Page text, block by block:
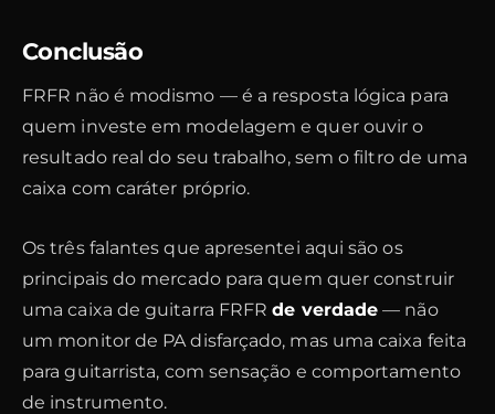
Conclusão
FRFR não é modismo — é a resposta lógica para
quem investe em modelagem e quer ouvir o
resultado real do seu trabalho, sem o filtro de uma
caixa com caráter próprio.
Os três falantes que apresentei aqui são os
principais do mercado para quem quer construir
uma caixa de guitarra FRFRde verdade — não
um monitor de PA disfarçado, mas uma caixa feita
para guitarrista, com sensação e comportamento
de instrumento.